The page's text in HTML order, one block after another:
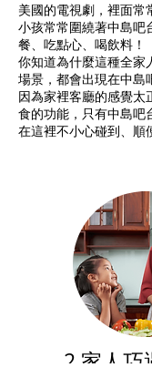
美國的電視劇，裡面常
小孩常常圍繞著中島吧
餐、吃點心、喝飲料！
你知道為什麼這種全家
場景，都會出現在中島
因為家裡客廳的感覺太
食的功能，只有中島吧
在這裡不小心碰到、順
2.家人巧